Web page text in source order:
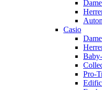
Casio
Pro-